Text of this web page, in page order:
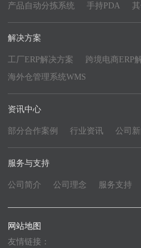
产品自动分拣系统 手持PDA
解决方案
工厂ERP解决方案 跨境电商ERP
海外仓管理系统WMS
资讯中心
部分合作案例 行业资讯 公司新
服务与支持
公司简介 公司理念 服务支持
网站地图
友情链接：